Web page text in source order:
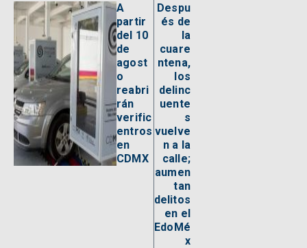
A
partir
del 10
de
agost
o
reabri
rán
verific
entros
en
CDMX
Despu
és de
la
cuare
ntena,
los
delinc
uente
s
vuelve
n a la
calle;
aumen
tan
delitos
en el
EdoMé
x